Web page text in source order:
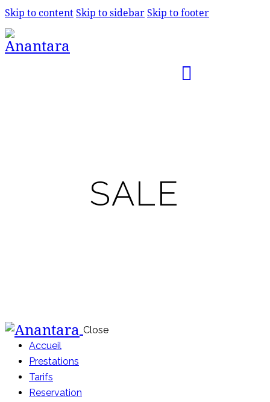
Skip to contentSkip to sidebarSkip to footer
SALE
Close
Accueil
Prestations
Tarifs
Reservation